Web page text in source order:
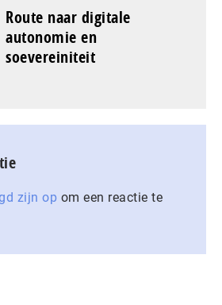
Route naar digitale
autonomie en
soevereiniteit
zijn op om een reactie te